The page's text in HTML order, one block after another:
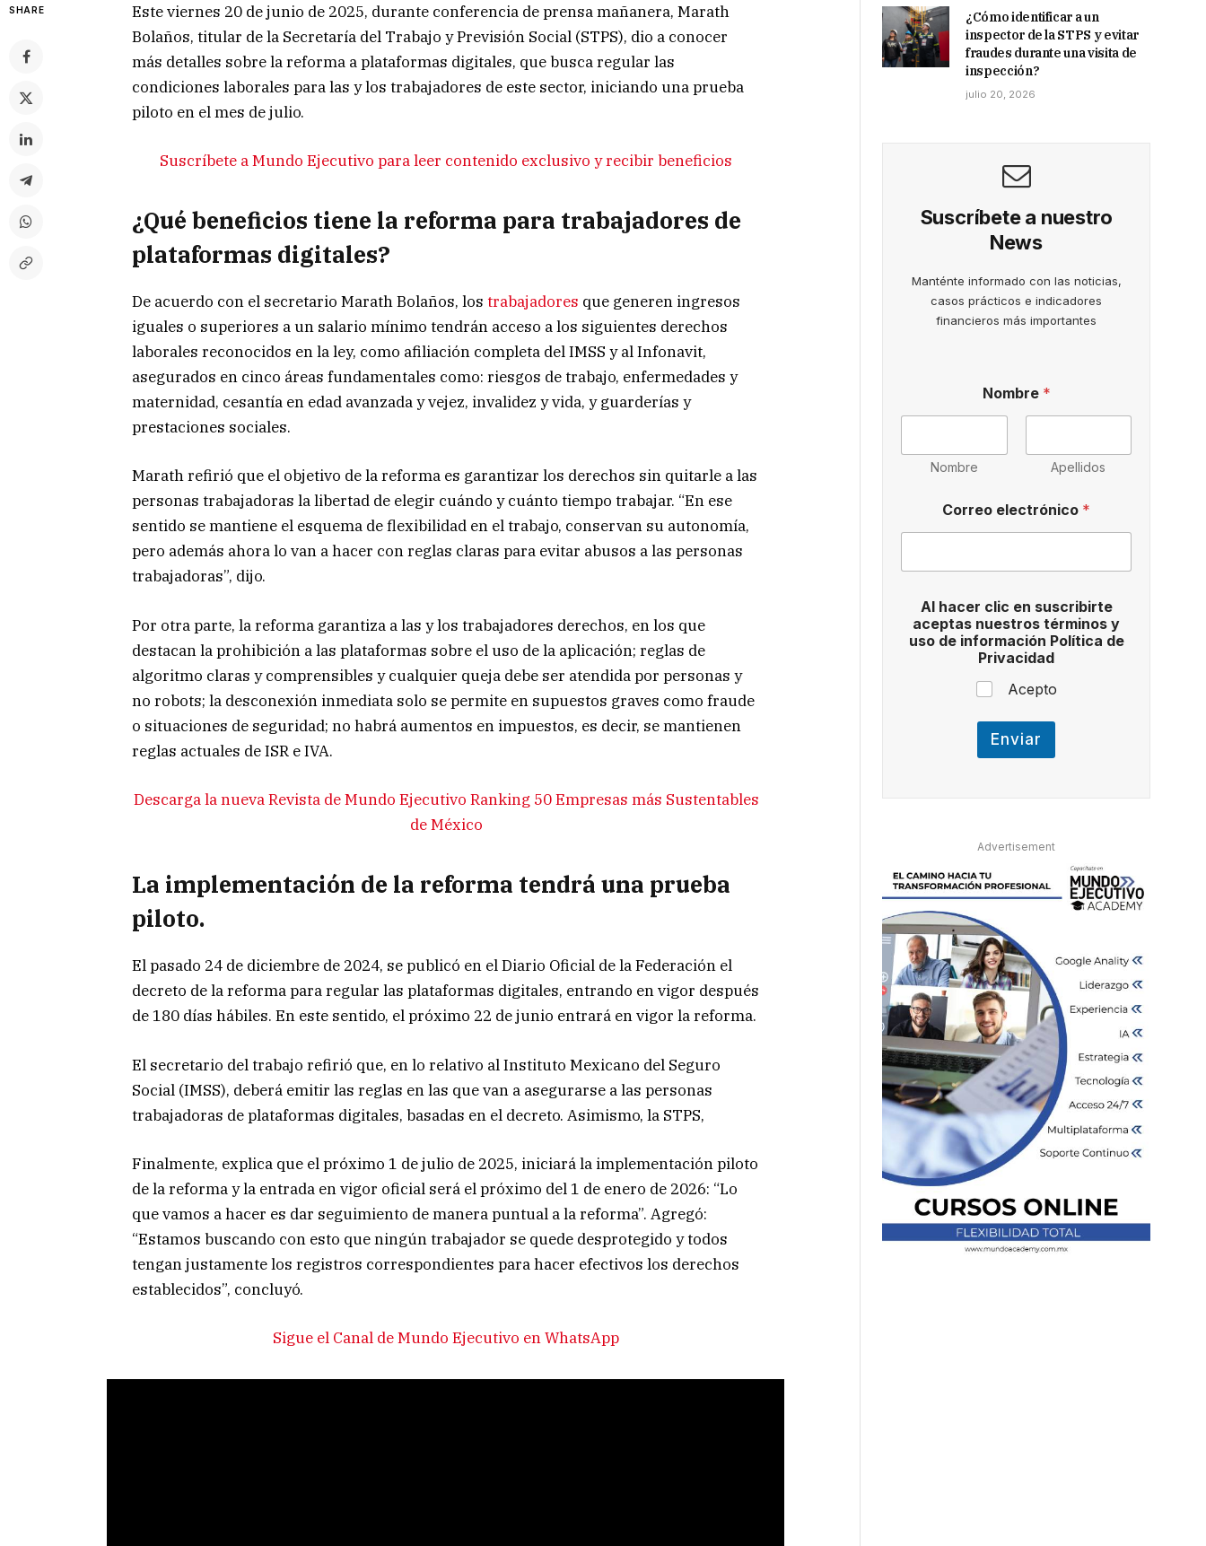
SHARE
Este viernes 20 de junio de 2025, durante conferencia de prensa mañanera, Marath
Bolaños, titular de la Secretaría del Trabajo y Previsión Social (STPS), dio a conocer
más detalles sobre la reforma a plataformas digitales, que busca regular las
condiciones laborales para las y los trabajadores de este sector, iniciando una prueba
piloto en el mes de julio.
Suscríbete a Mundo Ejecutivo para leer contenido exclusivo y recibir beneficios
¿Qué beneficios tiene la reforma para trabajadores de
plataformas digitales?
De acuerdo con el secretario Marath Bolaños, los trabajadores que generen ingresos
iguales o superiores a un salario mínimo tendrán acceso a los siguientes derechos
laborales reconocidos en la ley, como afiliación completa del IMSS y al Infonavit,
asegurados en cinco áreas fundamentales como: riesgos de trabajo, enfermedades y
maternidad, cesantía en edad avanzada y vejez, invalidez y vida, y guarderías y
prestaciones sociales.
Marath refirió que el objetivo de la reforma es garantizar los derechos sin quitarle a las
personas trabajadoras la libertad de elegir cuándo y cuánto tiempo trabajar. “En ese
sentido se mantiene el esquema de flexibilidad en el trabajo, conservan su autonomía,
pero además ahora lo van a hacer con reglas claras para evitar abusos a las personas
trabajadoras”, dijo.
Por otra parte, la reforma garantiza a las y los trabajadores derechos, en los que
destacan la prohibición a las plataformas sobre el uso de la aplicación; reglas de
algoritmo claras y comprensibles y cualquier queja debe ser atendida por personas y
no robots; la desconexión inmediata solo se permite en supuestos graves como fraude
o situaciones de seguridad; no habrá aumentos en impuestos, es decir, se mantienen
reglas actuales de ISR e IVA.
Descarga la nueva Revista de Mundo Ejecutivo Ranking 50 Empresas más Sustentables
de México
La implementación de la reforma tendrá una prueba
piloto.
El pasado 24 de diciembre de 2024, se publicó en el Diario Oficial de la Federación el
decreto de la reforma para regular las plataformas digitales, entrando en vigor después
de 180 días hábiles. En este sentido, el próximo 22 de junio entrará en vigor la reforma.
El secretario del trabajo refirió que, en lo relativo al Instituto Mexicano del Seguro
Social (IMSS), deberá emitir las reglas en las que van a asegurarse a las personas
trabajadoras de plataformas digitales, basadas en el decreto. Asimismo, la STPS,
Finalmente, explica que el próximo 1 de julio de 2025, iniciará la implementación piloto
de la reforma y la entrada en vigor oficial será el próximo del 1 de enero de 2026: “Lo
que vamos a hacer es dar seguimiento de manera puntual a la reforma”. Agregó:
“Estamos buscando con esto que ningún trabajador se quede desprotegido y todos
tengan justamente los registros correspondientes para hacer efectivos los derechos
establecidos”, concluyó.
Sigue el Canal de Mundo Ejecutivo en WhatsApp
¿Cómo identificar a un
inspector de la STPS y evitar
fraudes durante una visita de
inspección?
julio 20, 2026
Suscríbete a nuestro
News
Manténte informado con las noticias,
casos prácticos e indicadores
financieros más importantes
Nombre *
Nombre Apellidos
o
r
a
c
e
p
t
s
Correo electrónico *
Al hacer clic en suscribirte
aceptas nuestros términos y
uso de información Política de
Privacidad
Acepto
Enviar
Advertisement